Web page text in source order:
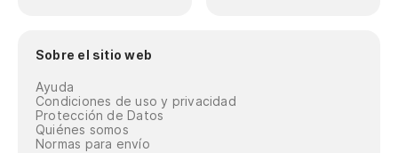
Sobre el sitio web
Ayuda
Condiciones de uso y privacidad
Protección de Datos
Quiénes somos
Normas para envío